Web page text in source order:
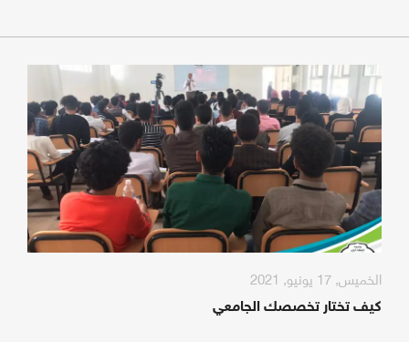
الخميس, 17 يونيو, 2021
كيف تختار تخصصك الجامعي